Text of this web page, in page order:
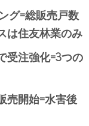
グ=総販売戸数
は住友林業のみ
受注強化=3つの
売開始=水害後